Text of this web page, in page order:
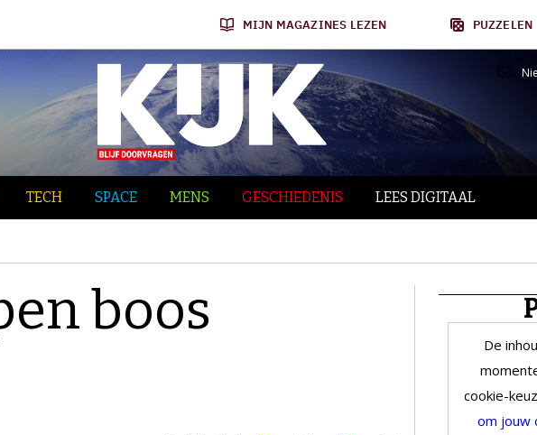
MIJN MAGAZINES LEZEN PUZZELEN
TECH SPACE MENS GESCHIEDENIS LEES DIGITAAL
boos
De
cookie-
om jouw